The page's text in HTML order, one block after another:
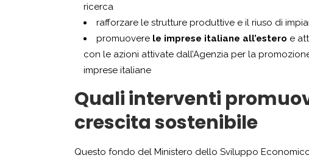
ricerca
rafforzare le strutture produttive e il riuso di
promuovere le imprese italiane all’estero e
con le azioni attivate dall’Agenzia per la
imprese italiane
Quali interventi
crescita sostenibile
Questo fondo del Ministero dello Sviluppo